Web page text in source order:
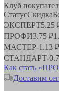
Клуб
СтатусСкидка
ЭКСПЕРТ5.25
ПРОФИ3.75 ₽
МАСТЕР-1.13 ₽
СТАНДАРТ-
Как стать
Доставим